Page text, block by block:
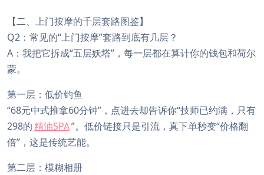
【二、上门按摩的千层套路图鉴】
Q2：常见的“上门按摩”套路到底有几层？
A：我把它拆成“五层妖塔”，每一层都在算计你的钱包和荷尔
蒙。
第一层：低价钓鱼
“68元中式推拿60分钟”，点进去却告诉你“技师已约满，只有
298的精油SPA”。低价链接只是引流，真下单秒变“价格翻
倍”，这是传统艺能。
第二层：模糊相册